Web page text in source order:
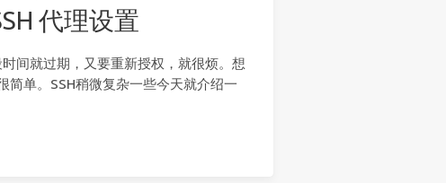
代理设置
间就过期，又要重新授权，就很烦。想
简单。SSH稍微复杂一些今天就介绍一